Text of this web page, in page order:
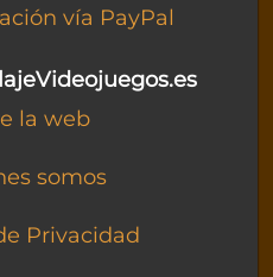
vía PayPal
la web
somos
Privacidad